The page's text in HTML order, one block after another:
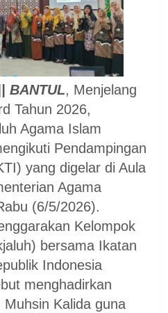
BANTUL, Menjelang
Tahun 2026,
Agama Islam
Pendampingan
yang digelar di Aula
Agama
(6/5/2026).
Kelompok
bersama Ikatan
Indonesia
menghadirkan
Kalida guna